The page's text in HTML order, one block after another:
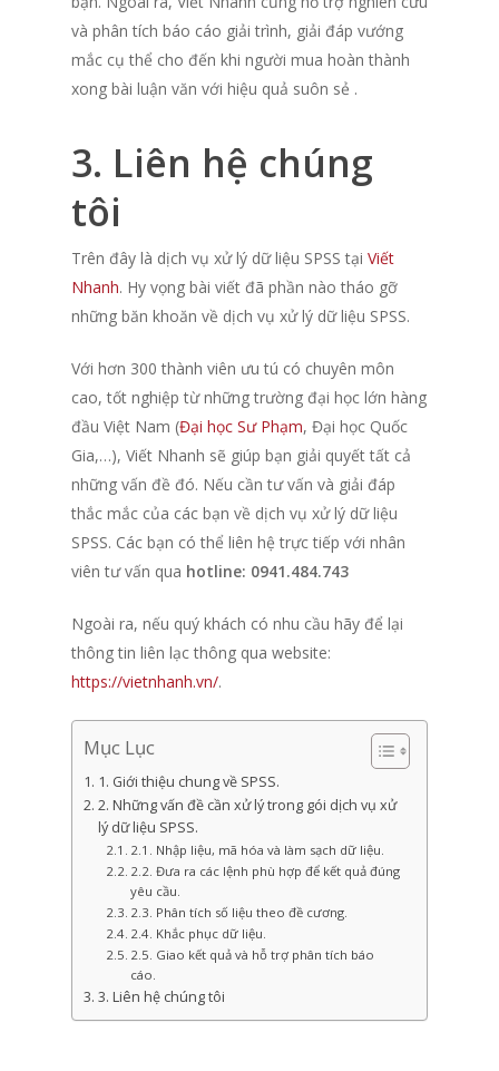
và phân tích báo cáo giải trình, giải đáp vướng
mắc cụ thể cho đến khi người mua hoàn thành
xong bài luận văn với hiệu quả suôn sẻ .
3. Liên hệ chúng
tôi
Trên đây là dịch vụ xử lý dữ liệu SPSS tại Viết
Nhanh. Hy vọng bài viết đã phần nào tháo gỡ
những băn khoăn về dịch vụ xử lý dữ liệu SPSS.
Với hơn 300 thành viên ưu tú có chuyên môn
cao, tốt nghiệp từ những trường đại học lớn hàng
đầu Việt Nam (Đại học Sư Phạm, Đại học Quốc
Gia,…), Viết Nhanh sẽ giúp bạn giải quyết tất cả
những vấn đề đó. Nếu cần tư vấn và giải đáp
thắc mắc của các bạn về dịch vụ xử lý dữ liệu
SPSS. Các bạn có thể liên hệ trực tiếp với nhân
viên tư vấn qua hotline: 0941.484.743
Ngoài ra, nếu quý khách có nhu cầu hãy để lại
thông tin liên lạc thông qua website:
https://vietnhanh.vn/.
Mục Lục
1. Giới thiệu chung về SPSS.
2. Những vấn đề cần xử lý trong gói dịch vụ xử
lý dữ liệu SPSS.
2.1. Nhập liệu, mã hóa và làm sạch dữ liệu.
2.2. Đưa ra các lệnh phù hợp để kết quả đúng
yêu cầu.
2.3. Phân tích số liệu theo đề cương.
2.4. Khắc phục dữ liệu.
2.5. Giao kết quả và hỗ trợ phân tích báo
cáo.
3. Liên hệ chúng tôi